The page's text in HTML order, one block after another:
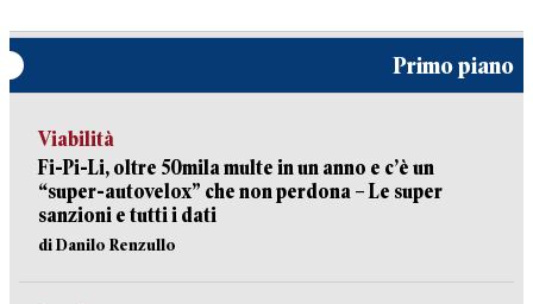
Primo piano
Viabilità
Fi-Pi-Li, oltre 50mila multe in un anno e c’è un
“super-autovelox” che non perdona – Le super
sanzioni e tutti i dati
di Danilo Renzullo